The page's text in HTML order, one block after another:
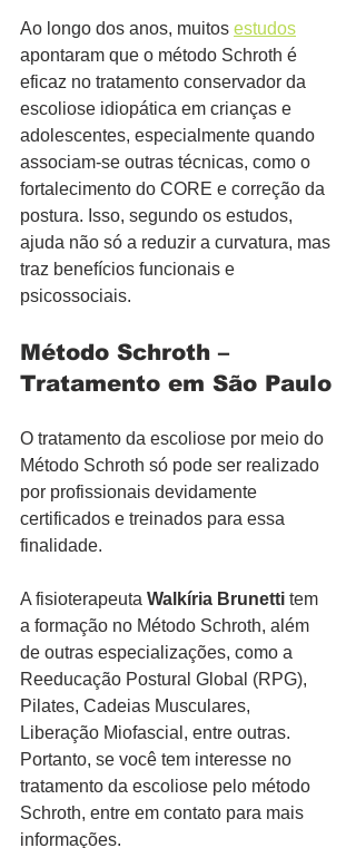
Ao longo dos anos, muitos estudos
apontaram que o método Schroth é
eficaz no tratamento conservador da
escoliose idiopática em crianças e
adolescentes, especialmente quando
associam-se outras técnicas, como o
fortalecimento do CORE e correção da
postura. Isso, segundo os estudos,
ajuda não só a reduzir a curvatura, mas
traz benefícios funcionais e
psicossociais.
Método Schroth –
Tratamento em São Paulo
O tratamento da escoliose por meio do
Método Schroth só pode ser realizado
por profissionais devidamente
certificados e treinados para essa
finalidade.
A fisioterapeuta Walkíria Brunetti tem
a formação no Método Schroth, além
de outras especializações, como a
Reeducação Postural Global (RPG),
Pilates, Cadeias Musculares,
Liberação Miofascial, entre outras.
Portanto, se você tem interesse no
tratamento da escoliose pelo método
Schroth, entre em contato para mais
informações.